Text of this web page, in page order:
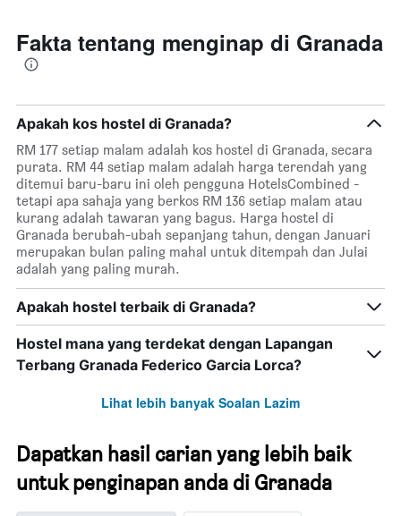
Fakta tentang menginap di Granada
Apakah kos hostel di Granada?
RM 177 setiap malam adalah kos hostel di Granada, secara
purata. RM 44 setiap malam adalah harga terendah yang
ditemui baru-baru ini oleh pengguna HotelsCombined -
tetapi apa sahaja yang berkos RM 136 setiap malam atau
kurang adalah tawaran yang bagus. Harga hostel di
Granada berubah-ubah sepanjang tahun, dengan Januari
merupakan bulan paling mahal untuk ditempah dan Julai
adalah yang paling murah.
Apakah hostel terbaik di Granada?
Hostel mana yang terdekat dengan Lapangan
Terbang Granada Federico Garcia Lorca?
Lihat lebih banyak Soalan Lazim
Dapatkan hasil carian yang lebih baik
untuk penginapan anda di Granada